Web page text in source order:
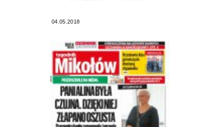
04.05.2018